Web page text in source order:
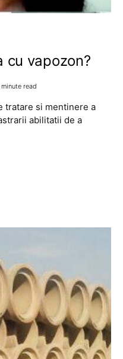
cu vapozon?
minute read
tratare si mentinere a
abilitatii de a